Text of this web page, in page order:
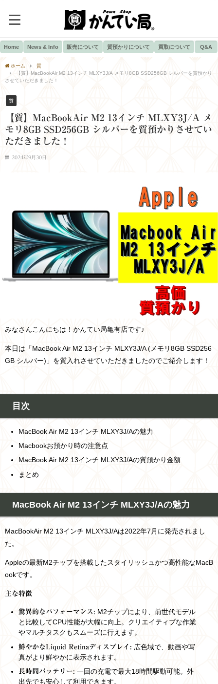
Home News & Info 販売について 質預かりについて 買取について Q&A
ホーム
質
【質】MacBookAir M2 13インチ MLXY3J/A メモリ8GB SSD256GB シルバーを質預かり
させていただきました！
質
【質】MacBookAir M2 13インチ MLXY3J/A メ
モリ8GB SSD256GB シルバーを質預かりさせてい
ただきました！
2024年9月30日
みなさんこんにちは！かんてい局亀有店です♪
本日は「MacBook Air M2 13インチ MLXY3J/A (メモリ8GB SSD256
GB シルバー)」を質入れさせていただきましたのでご紹介します！
目次
MacBook Air M2 13インチ MLXY3J/Aの魅力
Macbookお預かり時の注意点
MacBook Air M2 13インチ MLXY3J/Aの質預かり金額
まとめ
MacBook Air M2 13インチ MLXY3J/Aの魅力
MacBookAir M2 13インチ MLXY3J/Aは2022年7月に発売されまし
た。
Appleの最新M2チップを搭載したスタイリッシュかつ高性能なMacB
ookです。
主な特徴
驚異的なパフォーマンス: M2チップにより、前世代モデル
と比較してCPU性能が大幅に向上。クリエイティブな作業
やマルチタスクもスムーズに行えます。
鮮やかなLiquid Retinaディスプレイ: 広色域で、動画や写
真がより鮮やかに表示されます。
長時間バッテリー: 一回の充電で最大18時間駆動可能。外
出先でも安心して利用できます。